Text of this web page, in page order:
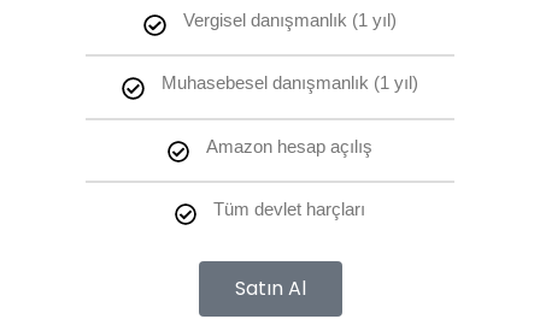
Vergisel danışmanlık (1 yıl)
Muhasebesel danışmanlık (1 yıl)
Amazon hesap açılış
Tüm devlet harçları
Satın Al